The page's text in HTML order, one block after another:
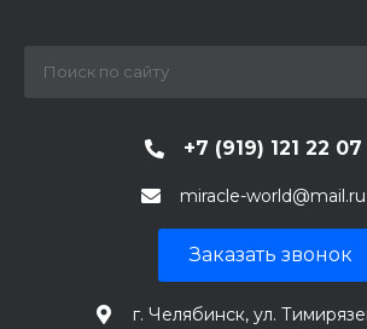
+7 (919) 121 22 07
miracle-world@mail.ru
Заказать звонок
г. Челябинск, ул.